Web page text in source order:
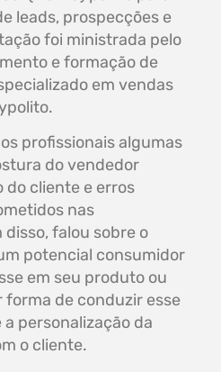
leads, prospecções e
foi ministrada pelo
e formação de
em vendas
profissionais algumas
do vendedor
do cliente e erros
nas
falou sobre o
potencial consumidor
em seu produto ou
forma de conduzir esse
personalização da
o cliente.